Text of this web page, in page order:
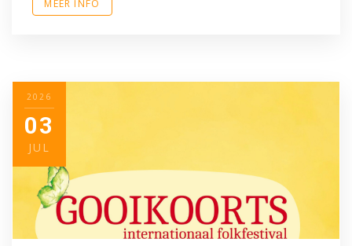
MEER INFO
2026
03
JUL